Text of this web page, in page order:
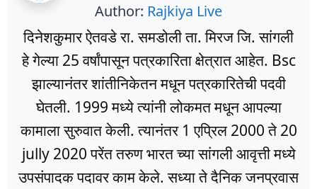
Author: Rajkiya Live
दिनेशकुमार ऐतवडे रा. समडोली ता. मिरज जि. सांगली
हे गेल्या 25 वर्षांपासून पत्रकारिता क्षेत्रात आहेत. Bsc
झाल्यानंतर शांतीनिकेतन मधून पत्रकारितेची पदवी
घेतली. 1999 मध्ये त्यांनी लोकमत मधून आपल्या
कामाला सुरुवात केली. त्यानंतर 1 एप्रिल 2000 ते 20
jully 2020 परेंत तरुण भारत च्या सांगली आवृत्ती मध्ये
उपसंपादक पदावर काम केले. सध्या ते दैनिक जनप्रवास